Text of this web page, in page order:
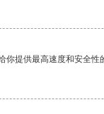
你提供最高速度和安全性